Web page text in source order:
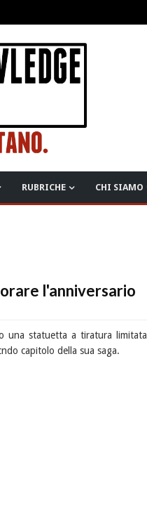
RUBRICHE CHI SIAMO
l'anniversario
una statuetta a tiratura limitata
capitolo della sua saga.